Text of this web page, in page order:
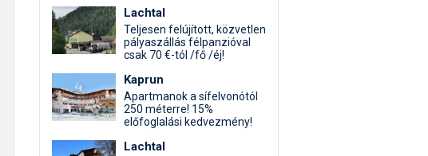
Lachtal
Teljesen felújított, közvetlen
pályaszállás félpanzióval
csak 70 €-tól /fő /éj!
Kaprun
Apartmanok a sífelvonótól
250 méterre! 15%
előfoglalási kedvezmény!
Lachtal